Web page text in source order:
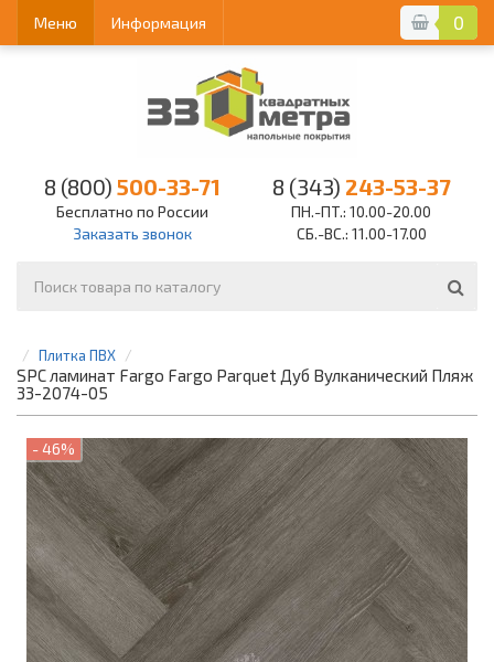
0
Меню Информация
8 (800) 500-33-71
Бесплатно по России
Заказать звонок
8 (343) 243-53-37
ПН.-ПТ.: 10.00-20.00
СБ.-ВС.: 11.00-17.00
Плитка ПВХ
SPC ламинат Fargo Fargo Parquet Дуб Вулканический Пляж
33-2074-05
- 46%